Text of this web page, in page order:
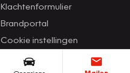
Klachtenformulier
Brandportal
Cookie instellingen